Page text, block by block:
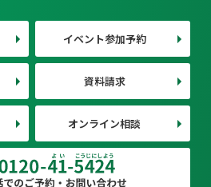
イベント参加予約
資料請求
オンライン相談